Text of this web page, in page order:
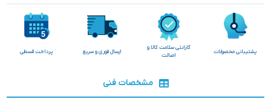
پشتیبانی محصولات
گارانتی سلامت کالا و
اصالت
ارسال فوری و سریع پرداخت قسطی
مشخصات فنی